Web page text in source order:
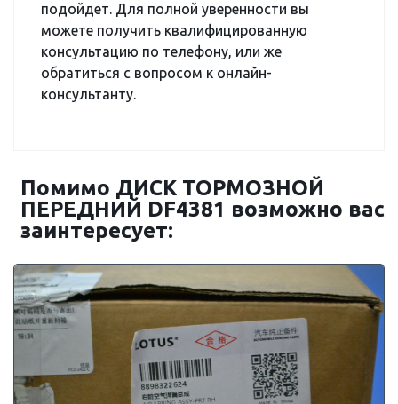
подойдет. Для полной уверенности вы
можете получить квалифицированную
консультацию по телефону, или же
обратиться с вопросом к онлайн-
консультанту.
Помимо ДИСК ТОРМОЗНОЙ
ПЕРЕДНИЙ DF4381 возможно вас
заинтересует: